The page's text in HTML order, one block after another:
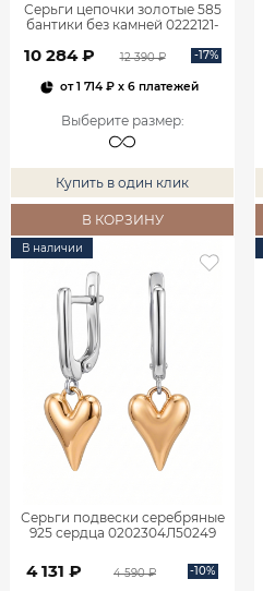
Серьги цепочки золотые 585
бантики без камней 0222121-
10 284 ₽ 12 390 ₽ -17%
от1 714 ₽x 6 платежей
Выберите размер:
Купить в один клик
В КОРЗИНУ
В наличии
Серьги подвески серебряные
925 сердца 0202304Л50249
4 131 ₽ 4 590 ₽ -10%